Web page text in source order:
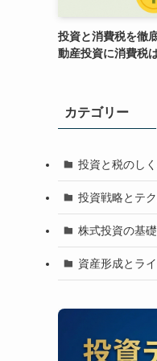
投資と消費税を徹
動産投資に消費税
カテゴリー
投資と税のし
投資戦略とテ
株式投資の基
資産形成とラ